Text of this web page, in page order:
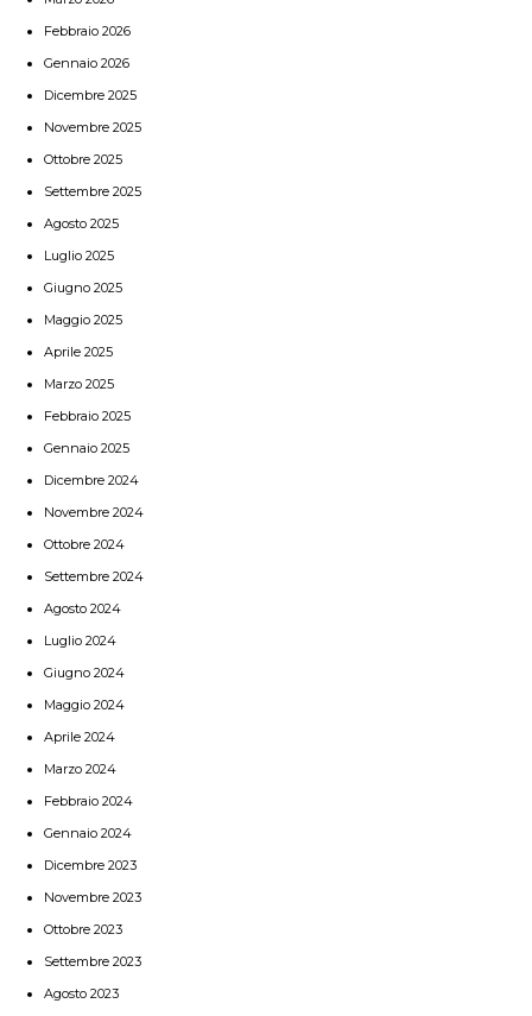
Febbraio 2026
Gennaio 2026
Dicembre 2025
Novembre 2025
Ottobre 2025
Settembre 2025
Agosto 2025
Luglio 2025
Giugno 2025
Maggio 2025
Aprile 2025
Marzo 2025
Febbraio 2025
Gennaio 2025
Dicembre 2024
Novembre 2024
Ottobre 2024
Settembre 2024
Agosto 2024
Luglio 2024
Giugno 2024
Maggio 2024
Aprile 2024
Marzo 2024
Febbraio 2024
Gennaio 2024
Dicembre 2023
Novembre 2023
Ottobre 2023
Settembre 2023
Agosto 2023